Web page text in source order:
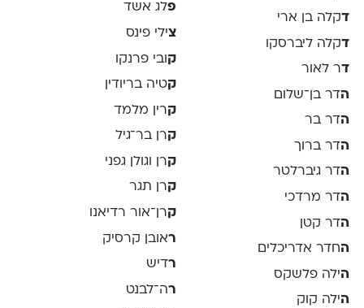
דקלה בן ארי
דקלה ליברסקו
דר לאור
הדר בן־שלום
הדר בר
הדר ברוך
הדר גיברלטר
הדר מרדכי
הדר קטן
החדר אדריכלים
הילה פלשקס
הילה קוק
פלג אשד
צילי פינס
קובי פרנקו
קטיה בריודין
קרין מלמד
קרן בר־גיל
קרן וגולן גפני
קרן תגר
קרן־אור רדיאנו
ראובן קרסיק
רדיש
רה־לבנט